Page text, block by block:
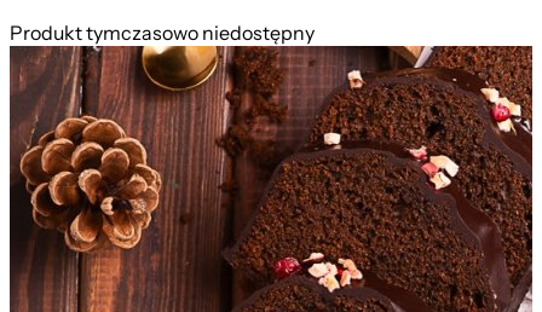
Produkt tymczasowo niedostępny